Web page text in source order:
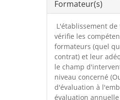
Formateur(s)
L'établissement
vérifie les
formateurs (quel
contrat) et leur
le champ
niveau concerné
d'évaluation à
évaluation annuelle